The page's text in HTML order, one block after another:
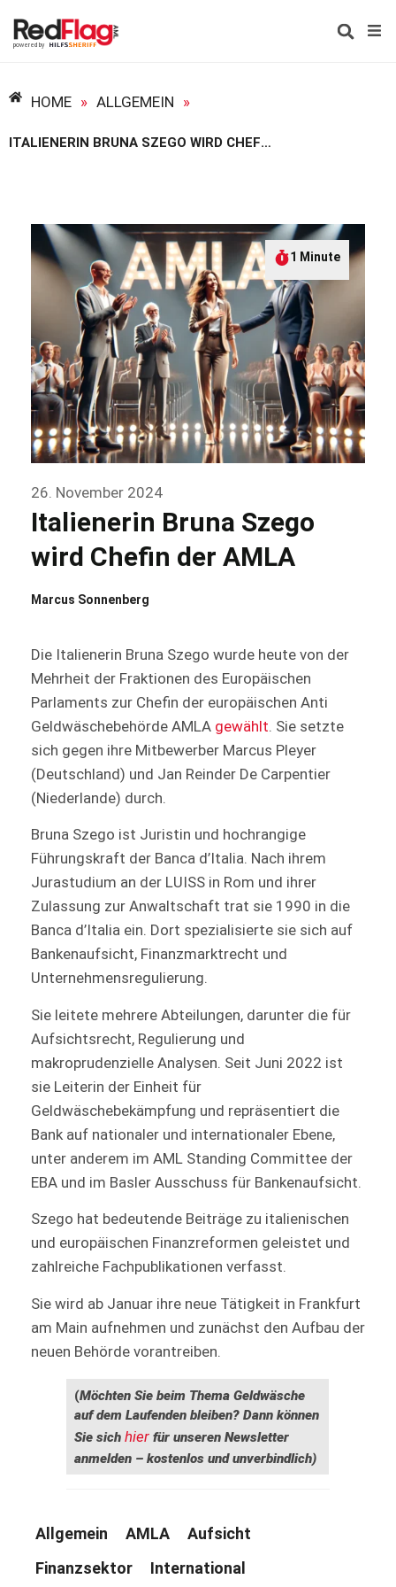
HOME » ALLGEMEIN »
ITALIENERIN BRUNA SZEGO WIRD CHEFIN DER AMLA
26. November 2024
Italienerin Bruna Szego
wird Chefin der AMLA
Marcus Sonnenberg
1 Minute
Die Italienerin Bruna Szego wurde heute von der
Mehrheit der Fraktionen des Europäischen
Parlaments zur Chefin der europäischen Anti
Geldwäschebehörde AMLA gewählt. Sie setzte
sich gegen ihre Mitbewerber Marcus Pleyer
(Deutschland) und Jan Reinder De Carpentier
(Niederlande) durch.
Bruna Szego ist Juristin und hochrangige
Führungskraft der Banca d’Italia. Nach ihrem
Jurastudium an der LUISS in Rom und ihrer
Zulassung zur Anwaltschaft trat sie 1990 in die
Banca d’Italia ein. Dort spezialisierte sie sich auf
Bankenaufsicht, Finanzmarktrecht und
Unternehmensregulierung.
Sie leitete mehrere Abteilungen, darunter die für
Aufsichtsrecht, Regulierung und
makroprudenzielle Analysen. Seit Juni 2022 ist
sie Leiterin der Einheit für
Geldwäschebekämpfung und repräsentiert die
Bank auf nationaler und internationaler Ebene,
unter anderem im AML Standing Committee der
EBA und im Basler Ausschuss für Bankenaufsicht.
Szego hat bedeutende Beiträge zu italienischen
und europäischen Finanzreformen geleistet und
zahlreiche Fachpublikationen verfasst.
Sie wird ab Januar ihre neue Tätigkeit in Frankfurt
am Main aufnehmen und zunächst den Aufbau der
neuen Behörde vorantreiben.
(Möchten Sie beim Thema Geldwäsche
auf dem Laufenden bleiben? Dann können
Sie sich hierfür unseren Newsletter
anmelden – kostenlos und unverbindlich)
Allgemein AMLA
Aufsicht
Finanzsektor
International